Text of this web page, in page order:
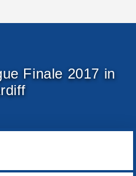
Finale 2017 in